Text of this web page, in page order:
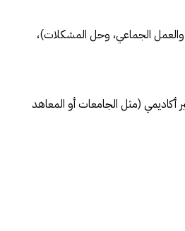
والعمل الجماعي، وحل المشكلات)،
(مثل الجامعات أو المعاهد